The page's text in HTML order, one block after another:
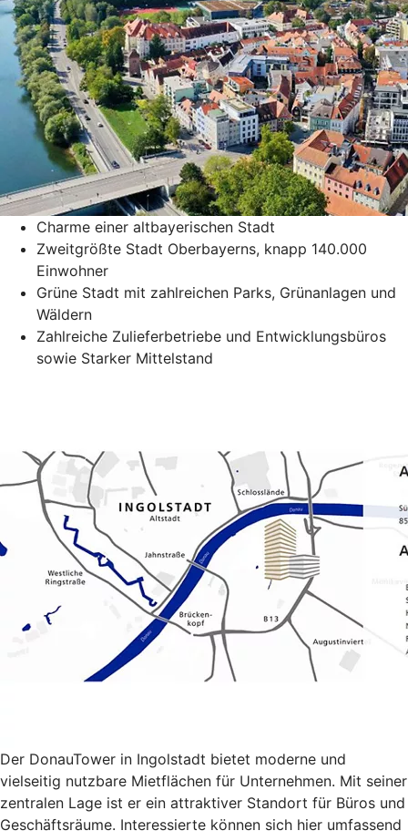
Charme einer altbayerischen Stadt
Zweitgrößte Stadt Oberbayerns, knapp 140.000
Einwohner
Grüne Stadt mit zahlreichen Parks, Grünanlagen und
Wäldern
Zahlreiche Zulieferbetriebe und Entwicklungsbüros
sowie Starker Mittelstand
Der DonauTower in Ingolstadt bietet moderne und
vielseitig nutzbare Mietflächen für Unternehmen. Mit seiner
zentralen Lage ist er ein attraktiver Standort für Büros und
Geschäftsräume. Interessierte können sich hier umfassend